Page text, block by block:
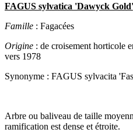
FAGUS sylvatica 'Dawyck
Famille : Fagacées
Origine : de croisement horticole
vers 1978
Synonyme : FAGUS sylvacita
Arbre ou baliveau de taille
ramification est dense et étroite.